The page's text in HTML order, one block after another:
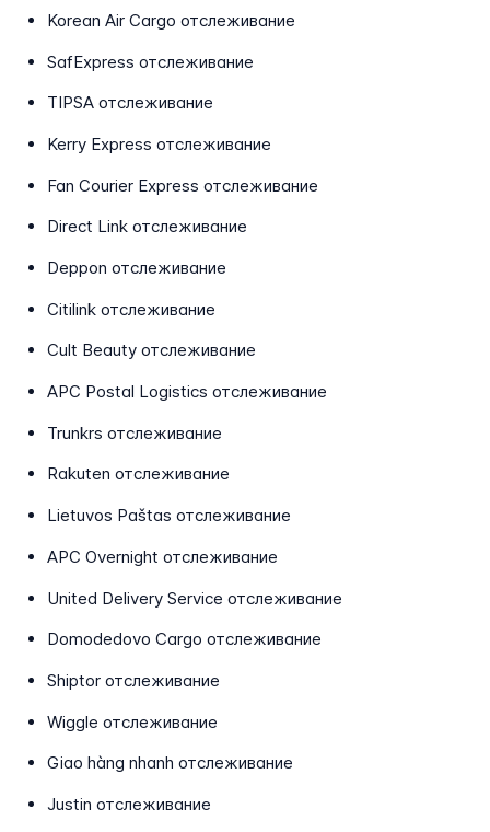
Korean Air Cargo отслеживание
SafExpress отслеживание
TIPSA отслеживание
Kerry Express отслеживание
Fan Courier Express отслеживание
Direct Link отслеживание
Deppon отслеживание
Citilink отслеживание
Cult Beauty отслеживание
APC Postal Logistics отслеживание
Trunkrs отслеживание
Rakuten отслеживание
Lietuvos Paštas отслеживание
APC Overnight отслеживание
United Delivery Service отслеживание
Domodedovo Cargo отслеживание
Shiptor отслеживание
Wiggle отслеживание
Giao hàng nhanh отслеживание
Justin отслеживание